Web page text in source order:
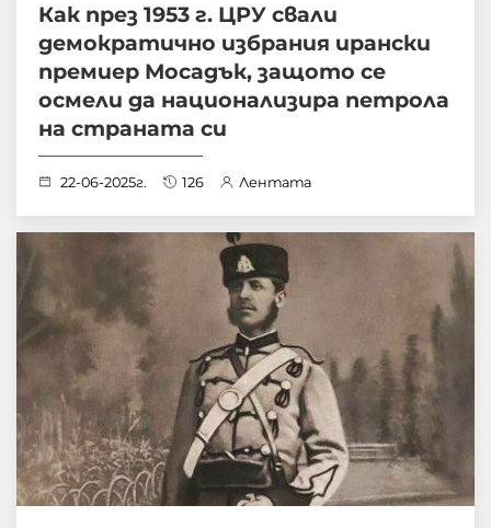
Как през 1953 г. ЦРУ свали
демократично избрания ирански
премиер Мосадък, защото се
осмели да национализира петрола
на страната си
22-06-2025г. 126 Лентата